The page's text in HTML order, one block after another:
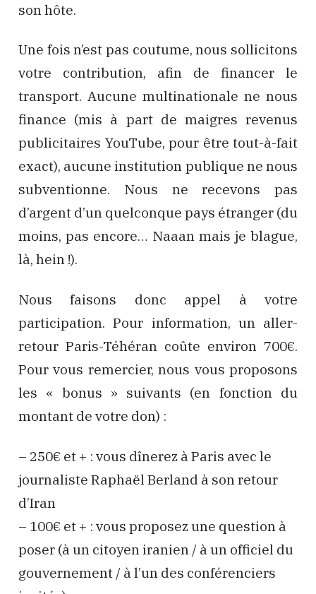
son hôte.
Une fois n’est pas coutume, nous sollicitons
votre contribution, afin de financer le
transport. Aucune multinationale ne nous
finance (mis à part de maigres revenus
publicitaires YouTube, pour être tout-à-fait
exact), aucune institution publique ne nous
subventionne. Nous ne recevons pas
d’argent d’un quelconque pays étranger (du
moins, pas encore… Naaan mais je blague,
là, hein !).
Nous faisons donc appel à votre
participation. Pour information, un aller-
retour Paris-Téhéran coûte environ 700€.
Pour vous remercier, nous vous proposons
les « bonus » suivants (en fonction du
montant de votre don) :
– 250€ et + : vous dînerez à Paris avec le
journaliste Raphaël Berland à son retour
d’Iran
– 100€ et + : vous proposez une question à
poser (à un citoyen iranien / à un officiel du
gouvernement / à l’un des conférenciers